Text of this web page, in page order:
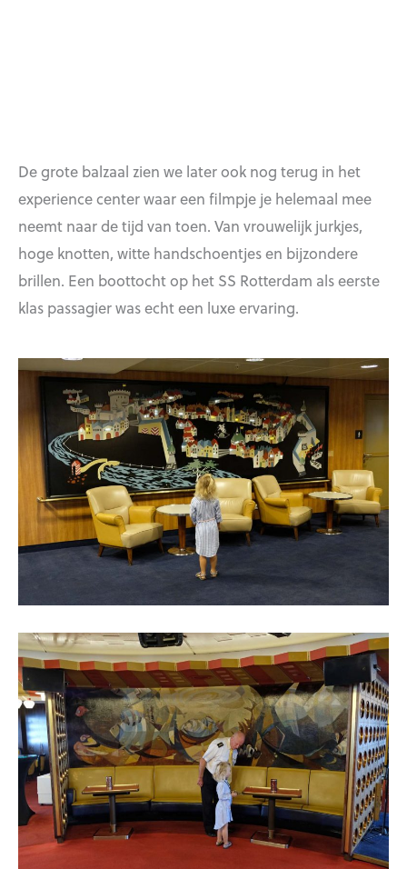
De grote balzaal zien we later ook nog terug in het
experience center waar een filmpje je helemaal mee
neemt naar de tijd van toen. Van vrouwelijk jurkjes,
hoge knotten, witte handschoentjes en bijzondere
brillen. Een boottocht op het SS Rotterdam als eerste
klas passagier was echt een luxe ervaring.